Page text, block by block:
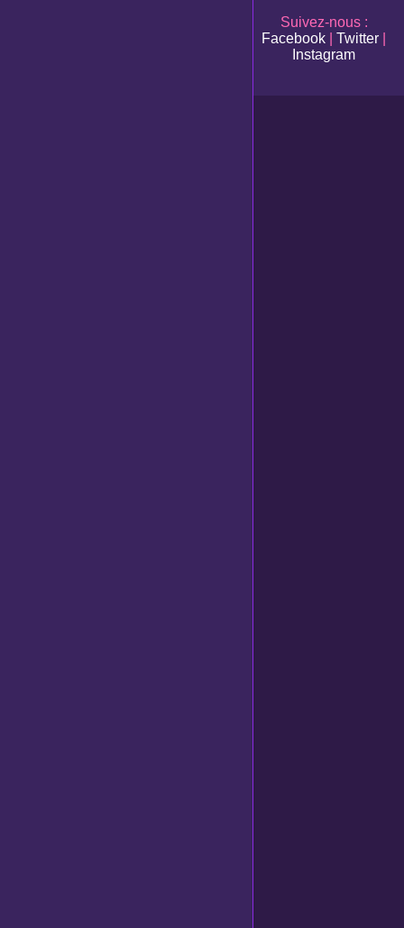
Suivez-nous :
Facebook
Twitter
Instagram